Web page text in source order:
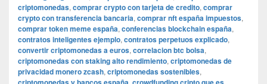
criptomonedas, comprar crypto con tarjeta de credito, comprar
crypto con transferencia bancaria, comprar nft españa impuestos,
comprar token meme españa, conferencias blockchain españa,
contratos inteligentes ejemplo, contratos perpetuos explicado,
convertir criptomonedas a euros, correlacion btc bolsa,
criptomonedas con staking alto rendimiento, criptomonedas de
privacidad monero zcash, criptomonedas sostenibles,